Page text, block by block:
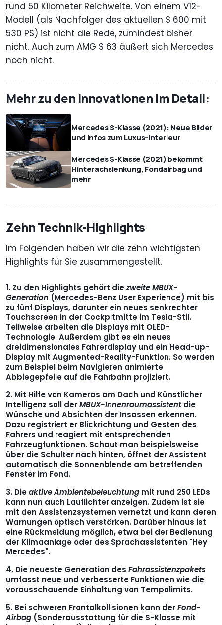
rund 50 Kilometer Reichweite. Von einem V12-
Modell (als Nachfolger des aktuellen S 600 mit
530 PS) ist nicht die Rede, zumindest bisher
nicht. Auch zum AMG S 63 äußert sich Mercedes
noch nicht.
Mehr zu den Innovationen im Detail:
Mercedes S-Klasse (2021): Neue Bilder
und Infos zum Luxus-Interieur
Mercedes S-Klasse (2021) bekommt
Hinterachslenkung, Fondairbag und
mehr
Zehn Technik-Highlights
Im Folgenden haben wir die zehn wichtigsten
Highlights für Sie zusammengestellt.
Zu den Highlights gehört diezweite MBUX-
Generation (Mercedes-Benz User Experience) mit bis
zu fünf Displays, darunter ein neues senkrechter
Touchscreen in der Cockpitmitte im Tesla-Stil.
Teilweise arbeiten die Displays mit OLED-
Technologie. Außerdem gibt es ein neues
dreidimensionales Fahrerdisplay und ein Head-up-
Display mit Augmented-Reality-Funktion. So werden
zum Beispiel beim Navigieren animierte
Abbiegepfeile auf die Fahrbahn projiziert.
Mit Hilfe von Kameras am Dach und Künstlicher
Intelligenz soll derMBUX-Innenraumassistent die
Wünsche und Absichten der Insassen erkennen.
Dazu registriert er Blickrichtung und Gesten des
Fahrers und reagiert mit entsprechenden
Fahrzeugfunktionen. Schaut man beispielsweise
über die Schulter nach hinten, öffnet der Assistent
automatisch die Sonnenblende am betreffenden
Fenster im Fond.
Dieaktive Ambientebeleuchtung mit rund 250 LEDs
kann nun auch Lauflichter anzeigen. Zudem ist sie
mit den Assistenzsystemen vernetzt und kann deren
Warnungen optisch verstärken. Darüber hinaus ist
eine Rückmeldung möglich, etwa bei der Bedienung
der Klimaanlage oder des Sprachassistenten "Hey
Mercedes".
Die neueste Generation des Fahrassistenzpakets
umfasst neue und verbesserte Funktionen wie die
vorausschauende Einhaltung von Tempolimits.
Bei schweren Frontalkollisionen kann derFond-
Airbag (Sonderausstattung für die S-Klasse mit